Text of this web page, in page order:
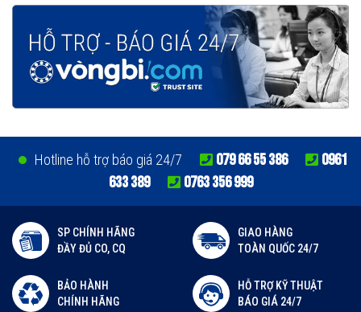
Hotline hỗ trợ báo giá 24/7 079 66 55 386
0961
633 389
0763 356 999
SP CHÍNH HÃNG
ĐẦY ĐỦ CO, CQ
GIAO HÀNG
TOÀN QUỐC 24/7
BẢO HÀNH
CHÍNH HÃNG
HỖ TRỢ KỸ THUẬT
BÁO GIÁ 24/7